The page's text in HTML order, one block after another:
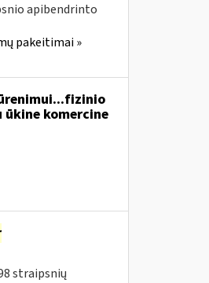
apibendrinto
pakeitimai »
ūkine komercine
straipsnių